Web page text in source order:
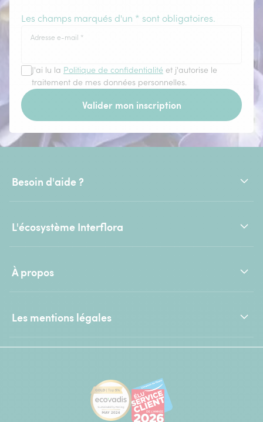
Les champs marqués d'un * sont obligatoires.
Adresse e-mail *
J'ai lu la Politique de confidentialité et j'autorise le
traitement de mes données personnelles.
Valider mon inscription
Besoin d'aide ?
L'écosystème Interflora
À propos
Les mentions légales